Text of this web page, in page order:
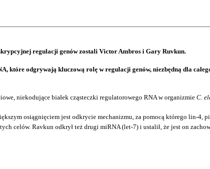
regulacji genów zostali Victor Ambros i Gary Ruvkun.
które odgrywają kluczową rolę w regulacji genów, niezbędną dla
niekodujące białek cząsteczki regulatorowego RNA w organizmie C.
osiągnięciem jest odkrycie mechanizmu, za pomocą którego lin-4,
celów. Ravkun odkrył też drugi miRNA (let-7) i ustalił, że jest on